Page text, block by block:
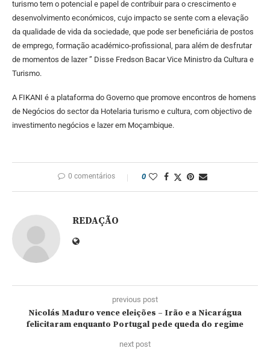
turismo tem o potencial e papel de contribuir para o crescimento e
desenvolvimento económicos, cujo impacto se sente com a elevação
da qualidade de vida da sociedade, que pode ser beneficiária de postos
de emprego, formação académico-profissional, para além de desfrutar
de momentos de lazer ” Disse Fredson Bacar Vice Ministro da Cultura e
Turismo.
A FIKANI é a plataforma do Governo que promove encontros de homens
de Negócios do sector da Hotelaria turismo e cultura, com objectivo de
investimento negócios e lazer em Moçambique.
0 comentários 0
REDAÇÃO
previous post
Nicolás Maduro vence eleições – Irão e a Nicarágua
felicitaram enquanto Portugal pede queda do regime
next post